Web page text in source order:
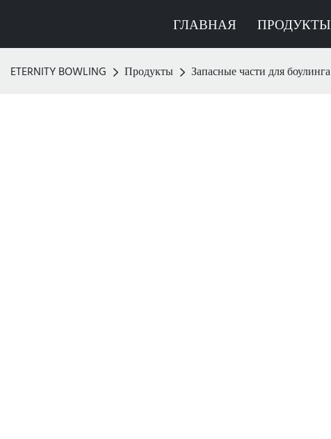
ГЛАВНАЯ ПРОДУКТЫ
ETERNITY BOWLING Продукты Запасные части для боулинга